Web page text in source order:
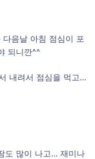
음날 아침 점심이 포
되니깐^^
내려서 점심을 먹고…
도 많이 나고… 재미나